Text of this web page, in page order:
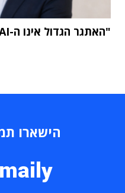
"האתגר הגדול אינו ה-AI אלא הטמעתה בארגון"
הישארו
maily